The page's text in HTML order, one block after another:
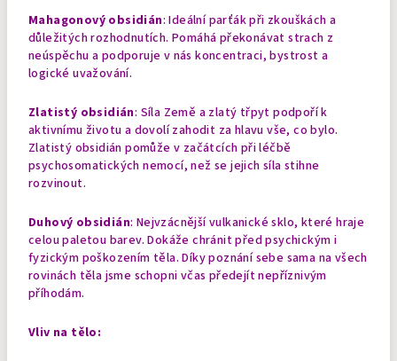
Mahagonový obsidián: Ideální parťák při zkouškách a
důležitých rozhodnutích. Pomáhá překonávat strach z
neúspěchu a podporuje v nás koncentraci, bystrost a
logické uvažování.
Zlatistý obsidián: Síla Země a zlatý třpyt podpoří k
aktivnímu životu a dovolí zahodit za hlavu vše, co bylo.
Zlatistý obsidián pomůže v začátcích při léčbě
psychosomatických nemocí, než se jejich síla stihne
rozvinout.
Duhový obsidián: Nejvzácnější vulkanické sklo, které hraje
celou paletou barev. Dokáže chránit před psychickým i
fyzickým poškozením těla. Díky poznání sebe sama na všech
rovinách těla jsme schopni včas předejít nepříznivým
příhodám.
Vliv na tělo: